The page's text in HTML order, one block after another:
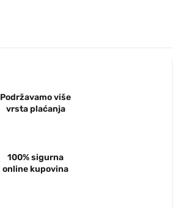
Podržavamo više
vrsta plaćanja
100% sigurna
online kupovina